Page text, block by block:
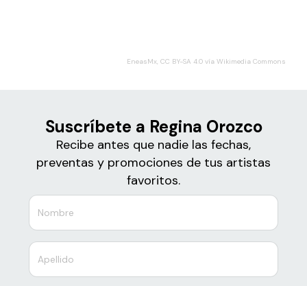
EneasMx, CC BY-SA 4.0 vía Wikimedia Commons
Suscríbete a Regina Orozco
Recibe antes que nadie las fechas,
preventas y promociones de tus artistas
favoritos.